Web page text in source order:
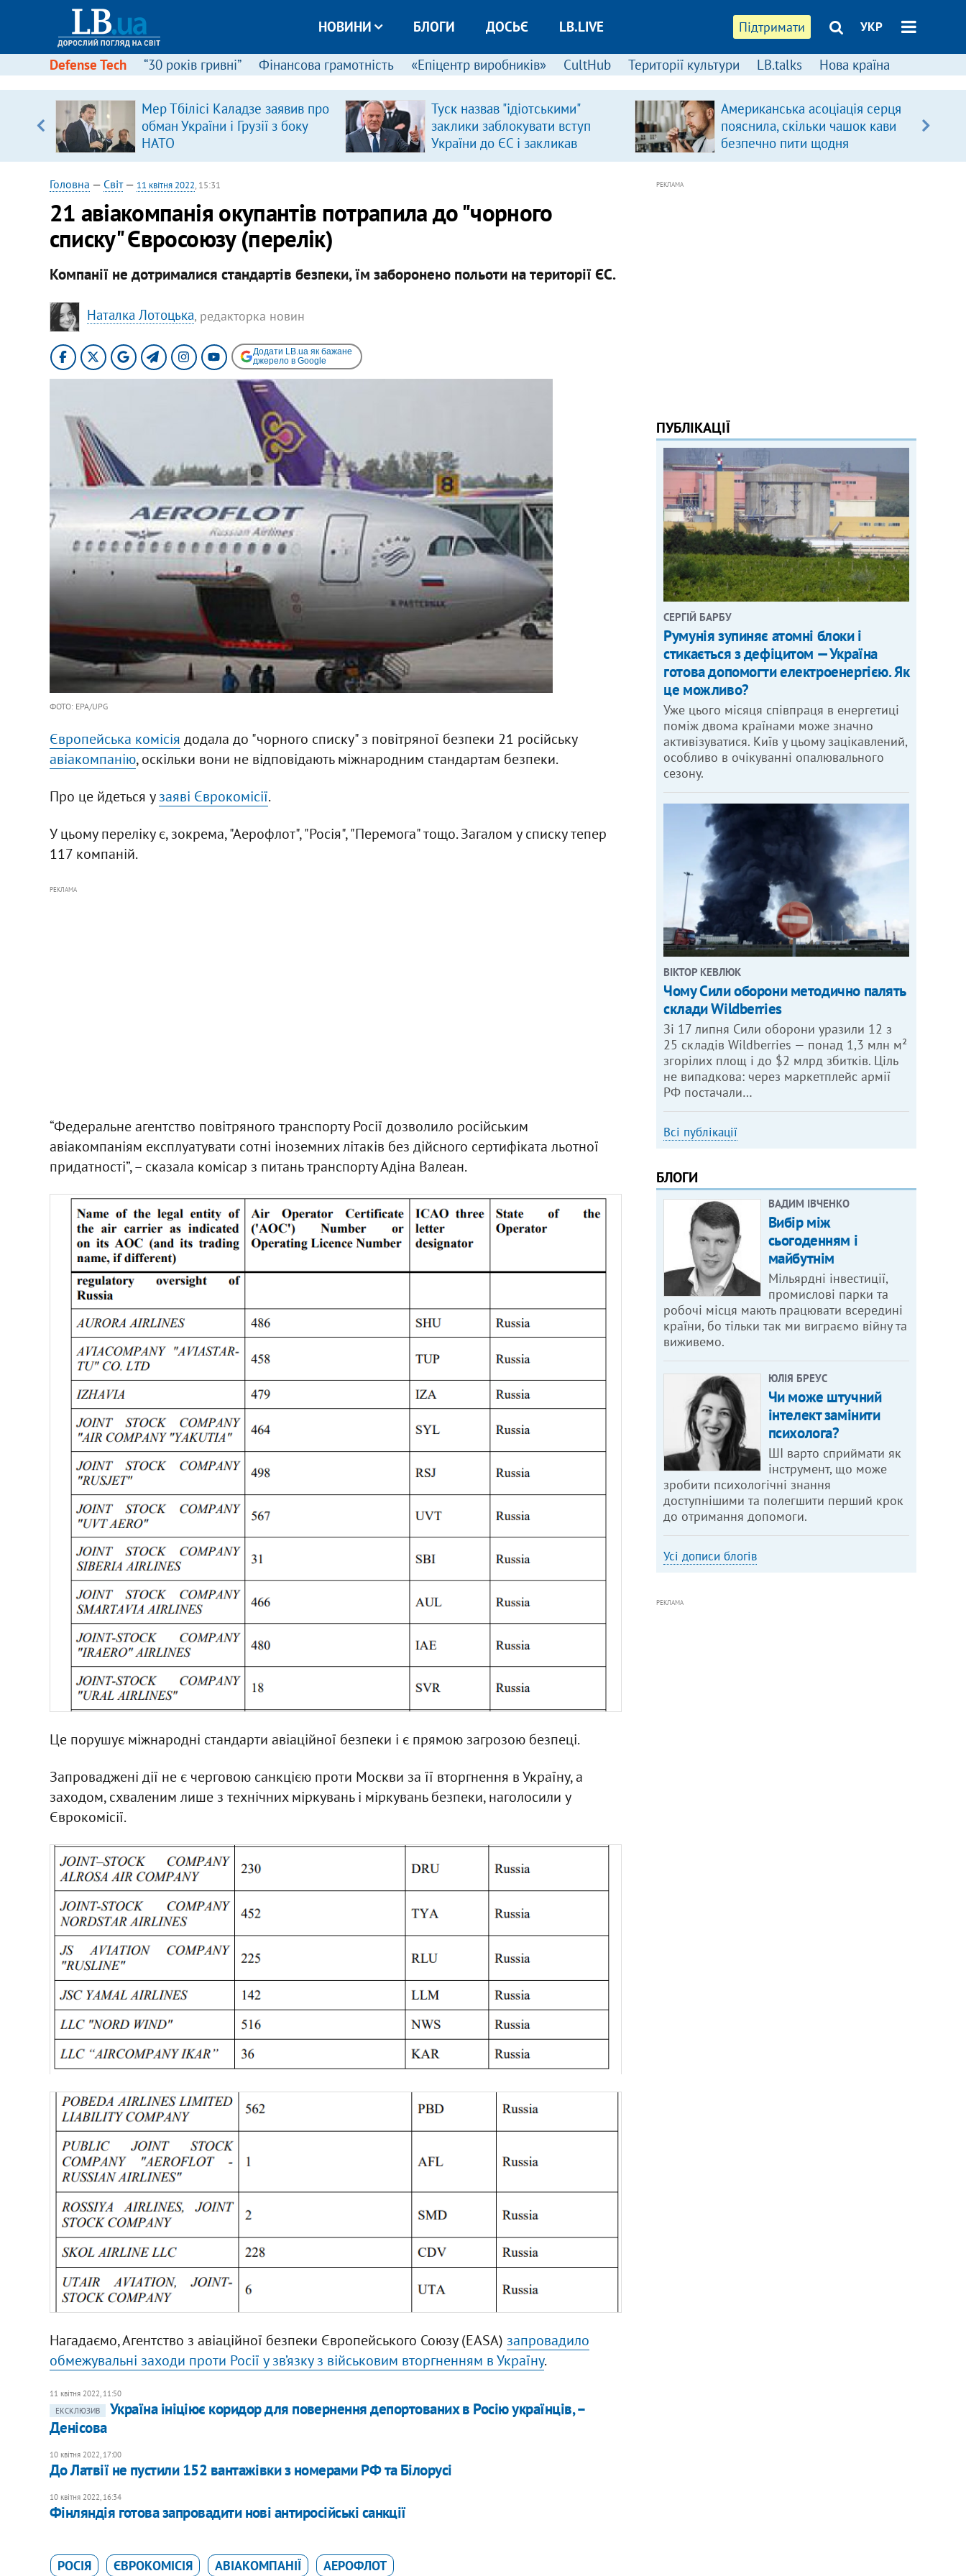
Підтримати УКР
НОВИНИ БЛОГИ ДОСЬЄ LB.LIVE
Defense Tech “30 років гривні” Фінансова грамотність «Епіцентр виробників» CultHub Території культури LB.talks Нова країна
Мер Тбілісі Каладзе заявив про
обман України і Грузії з боку
НАТО
Туск назвав "ідіотськими"
заклики заблокувати вступ
України до ЄС і закликав
припинити антиукраїнську
Американська асоціація серця
пояснила, скільки чашок кави
безпечно пити щодня
Головна — Світ— 11 квітня 2022, 15:31
21 авіакомпанія окупантів потрапила до "чорного
списку" Євросоюзу (перелік)
Компанії не дотрималися стандартів безпеки, їм заборонено польоти на території ЄС.
Наталка Лотоцька, редакторка новин
Додати LB.ua як бажане
джерело в Google
ФОТО: EPA/UPG
Європейська комісія додала до "чорного списку" з повітряної безпеки 21 російську
авіакомпанію, оскільки вони не відповідають міжнародним стандартам безпеки.
Про це йдеться узаяві Єврокомісії.
У цьому переліку є, зокрема, "Аерофлот", "Росія", "Перемога" тощо. Загалом у списку тепер
117 компаній.
РЕКЛАМА
“Федеральне агентство повітряного транспорту Росії дозволило російським
авіакомпаніям експлуатувати сотні іноземних літаків без дійсного сертифіката льотної
придатності”, – сказала комісар з питань транспорту Адіна Валеан.
Це порушує міжнародні стандарти авіаційної безпеки і є прямою загрозою безпеці.
Запроваджені дії не є черговою санкцією проти Москви за її вторгнення в Україну, а
заходом, схваленим лише з технічних міркувань і міркувань безпеки, наголосили у
Єврокомісії.
Нагадаємо, Агентство з авіаційної безпеки Європейського Союзу (EASA) запровадило
обмежувальні заходи проти Росії у зв’язку з військовим вторгненням в Україну.
11 квітня 2022, 11:50
ЕКСКЛЮЗИВ
Україна ініціює коридор для повернення депортованих в Росію українців, –
Денісова
10 квітня 2022, 17:00
До Латвії не пустили 152 вантажівки з номерами РФ та Білорусі
10 квітня 2022, 16:34
Фінляндія готова запровадити нові антиросійські санкції
РОСІЯ ЄВРОКОМІСІЯ АВІАКОМПАНІЇ АЕРОФЛОТ
РЕКЛАМА
ПУБЛІКАЦІЇ
СЕРГІЙ БАРБУ
Румунія зупиняє атомні блоки і
стикається з дефіцитом — Україна
готова допомогти електроенергією. Як
це можливо?
Уже цього місяця співпраця в енергетиці
поміж двома країнами може значно
активізуватися. Київ у цьому зацікавлений,
особливо в очікуванні опалювального
сезону.
ВІКТОР КЕВЛЮК
Чому Сили оборони методично палять
склади Wildberries
Зі 17 липня Сили оборони уразили 12 з
25 складів Wildberries — понад 1,3 млн м²
згорілих площ і до $2 млрд збитків. Ціль
не випадкова: через маркетплейс армії
РФ постачали…
Всі публікації
БЛОГИ
ВАДИМ ІВЧЕНКО
Вибір між
сьогоденням і
майбутнім
Мільярдні інвестиції,
промислові парки та
робочі місця мають працювати всередині
країни, бо тільки так ми виграємо війну та
виживемо.
ЮЛІЯ БРЕУС
Чи може штучний
інтелект замінити
психолога?
ШІ варто сприймати як
інструмент, що може
зробити психологічні знання
доступнішими та полегшити перший крок
до отримання допомоги.
Усі дописи блогів
РЕКЛАМА